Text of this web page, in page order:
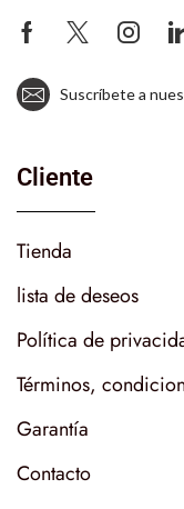
Suscríbete a
Cliente
Tienda
lista de deseos
Política de
Términos,
Garantía
Contacto